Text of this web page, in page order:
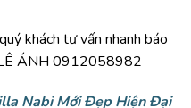
khách tư vấn nhanh báo
ÁNH 0912058982
Nabi Mới Đẹp Hiện Đại